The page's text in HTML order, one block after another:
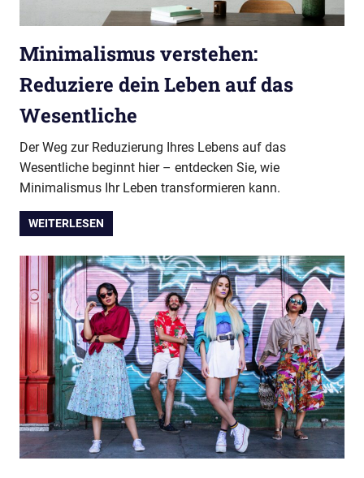
Minimalismus verstehen:
Reduziere dein Leben auf das
Wesentliche
Der Weg zur Reduzierung Ihres Lebens auf das
Wesentliche beginnt hier – entdecken Sie, wie
Minimalismus Ihr Leben transformieren kann.
WEITERLESEN